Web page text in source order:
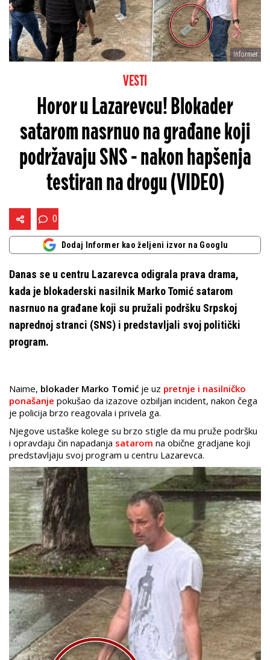
Informer
VESTI
Horor u Lazarevcu! Blokader
satarom nasrnuo na građane koji
podržavaju SNS - nakon hapšenja
testiran na drogu (VIDEO)
0
Dodaj Informer kao željeni izvor na Googlu
Danas se u centru Lazarevca odigrala prava drama,
kada je blokaderski nasilnik Marko Tomić satarom
nasrnuo na građane koji su pružali podršku Srpskoj
naprednoj stranci (SNS) i predstavljali svoj politički
program.
Naime, blokader Marko Tomić je uz pretnje i nasilničko
ponašanje pokušao da izazove ozbiljan incident, nakon čega
je policija brzo reagovala i privela ga.
Njegove ustaške kolege su brzo stigle da mu pruže podršku
i opravdaju čin napadanja satarom na obične gradjane koji
predstavljaju svoj program u centru Lazarevca.